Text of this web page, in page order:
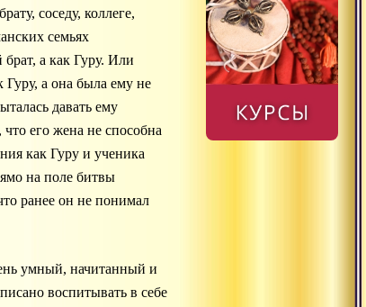
соседу, коллеге,
семьях
а как Гуру. Или
а она была ему не
давать ему
его жена не способна
как Гуру и ученика
на поле битвы
ранее он не понимал
умный, начитанный и
воспитывать в себе